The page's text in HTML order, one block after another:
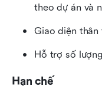
theo dự án và
Giao diện
Hỗ trợ số
Hạn chế